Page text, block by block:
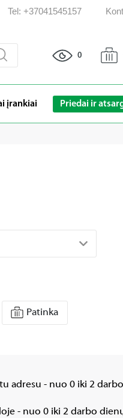
Tel: +37041545157
įrankiai Priedai ir
0
Patinka
adresu - nuo 0 iki 2
- nuo 0 iki 2 darbo